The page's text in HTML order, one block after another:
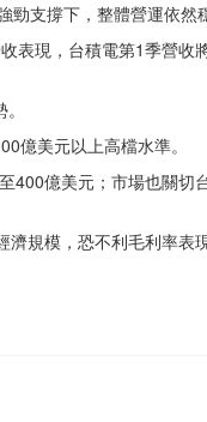
支撐下，整體營運依然
表現，台積電第1季營收
億美元以上高檔水準。
400億美元；市場也關切
濟規模，恐不利毛利率表